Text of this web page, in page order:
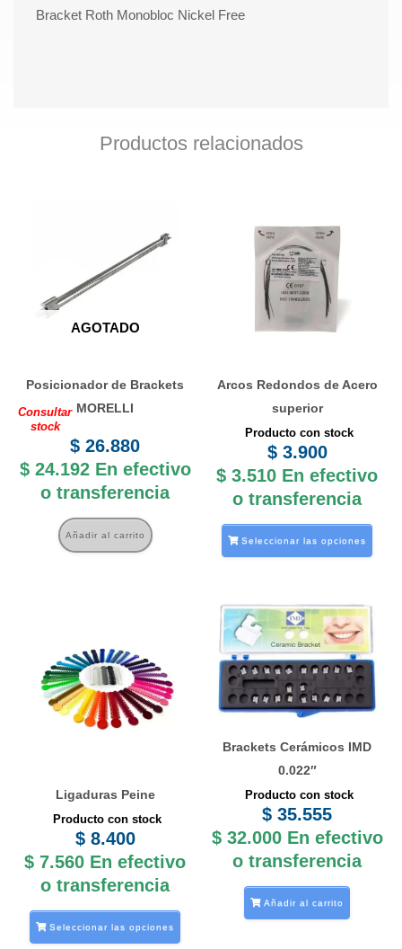
Bracket Roth Monobloc Nickel Free
Productos relacionados
AGOTADO
Posicionador de Brackets
MORELLI
Consultar
stock
$ 26.880
$24.192 En efectivo
o transferencia
Añadir al carrito
Arcos Redondos de Acero
superior
Producto con stock
$3.900
$ 3.510 En efectivo
o transferencia
Seleccionar las opciones
Ligaduras Peine
Producto con stock
$8.400
$ 7.560 En efectivo
o transferencia
Seleccionar las opciones
producto
múltiples
variantes.
opciones
Brackets Cerámicos IMD
0.022″
Producto con stock
$ 35.555
$32.000 En efectivo
o transferencia
Añadir al carrito